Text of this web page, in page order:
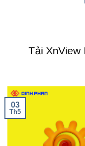
Tải XnView
03
Th5